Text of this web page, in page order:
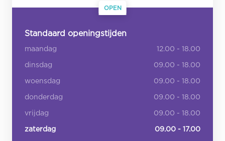
OPEN
Standaard openingstijden
maandag 12.00 - 18.00
dinsdag 09.00 - 18.00
woensdag 09.00 - 18.00
donderdag 09.00 - 18.00
vrijdag 09.00 - 18.00
zaterdag 09.00 - 17.00